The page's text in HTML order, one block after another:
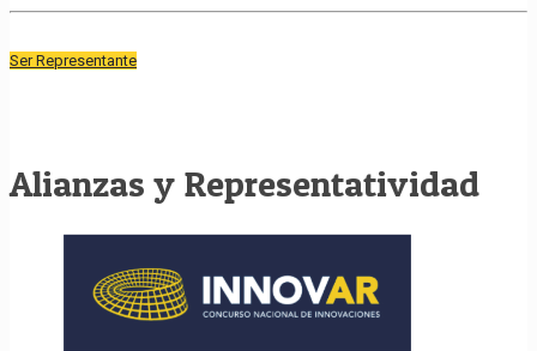
Ser Representante
Alianzas y Representatividad